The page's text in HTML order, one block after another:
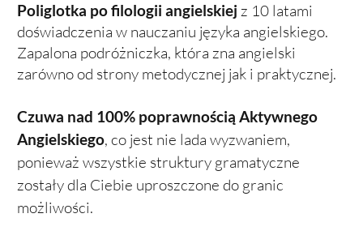
Poliglotka po filologii angielskiej z 10 latami
doświadczenia w nauczaniu języka angielskiego.
Zapalona podróżniczka, która zna angielski
zarówno od strony metodycznej jak i praktycznej.
Czuwa nad 100% poprawnością Aktywnego
Angielskiego, co jest nie lada wyzwaniem,
ponieważ wszystkie struktury gramatyczne
zostały dla Ciebie uproszczone do granic
możliwości.